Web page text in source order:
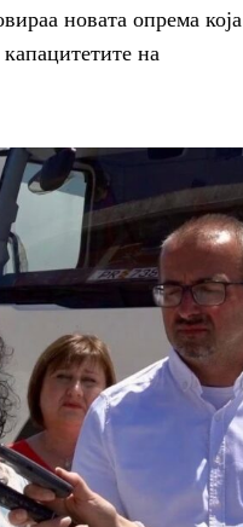
новата опрема која
на